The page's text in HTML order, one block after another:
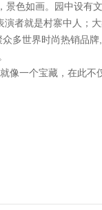
色如画。园中设有
者就是村寨中人；大
多世界时尚热销品
像一个宝藏，在此不